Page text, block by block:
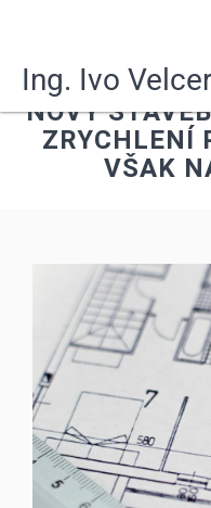
Ing. Ivo
NOVÝ
ZRYCHLENÍ
VŠAK